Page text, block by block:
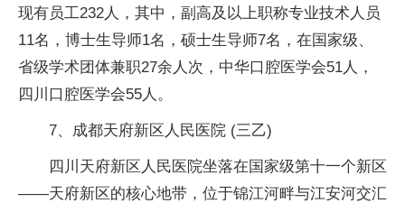
现有员工232人，其中，副高及以上职称专业技术人员
11名，博士生导师1名，硕士生导师7名，在国家级、
省级学术团体兼职27余人次，中华口腔医学会51人，
四川口腔医学会55人。
7、成都天府新区人民医院 (三乙)
四川天府新区人民医院坐落在国家级第十一个新区
——天府新区的核心地带，位于锦江河畔与江安河交汇